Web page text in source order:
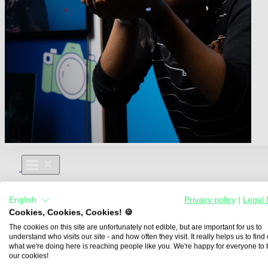
Aus- und Weiterbildungen
Für Lehre & Ausbildung
Media For You
Über Uns
English Privacy policy
Legal
Cookies, Cookies, Cookies! 🍪
The cookies on this site are unfortunately not edible, but are important for us to
understand who visits our site - and how often they visit. It really helps us to find
what we're doing here is reaching people like you. We're happy for everyone to
our cookies!